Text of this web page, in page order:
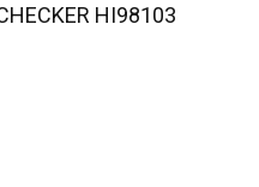
HI98103